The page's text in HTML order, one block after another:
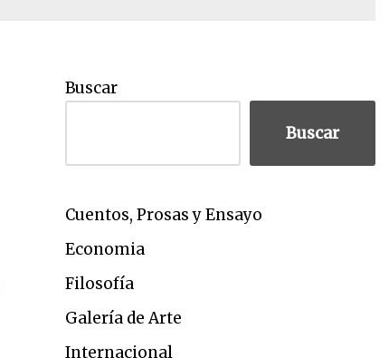
Buscar
Buscar
Cuentos, Prosas y Ensayo
Economia
Filosofía
Galería de Arte
Internacional